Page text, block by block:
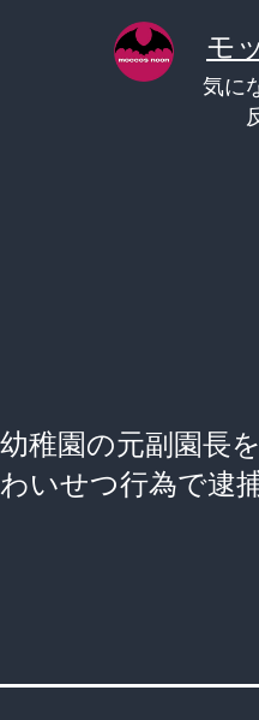
モ
気に
幼稚園の元副園長
わいせつ行為で逮